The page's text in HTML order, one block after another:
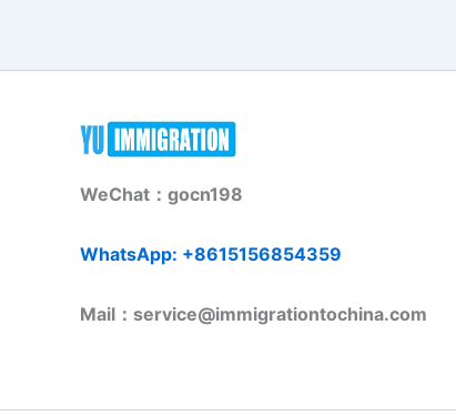
WeChat：gocn198
WhatsApp: +8615156854359
Mail：service@immigrationtochina.com